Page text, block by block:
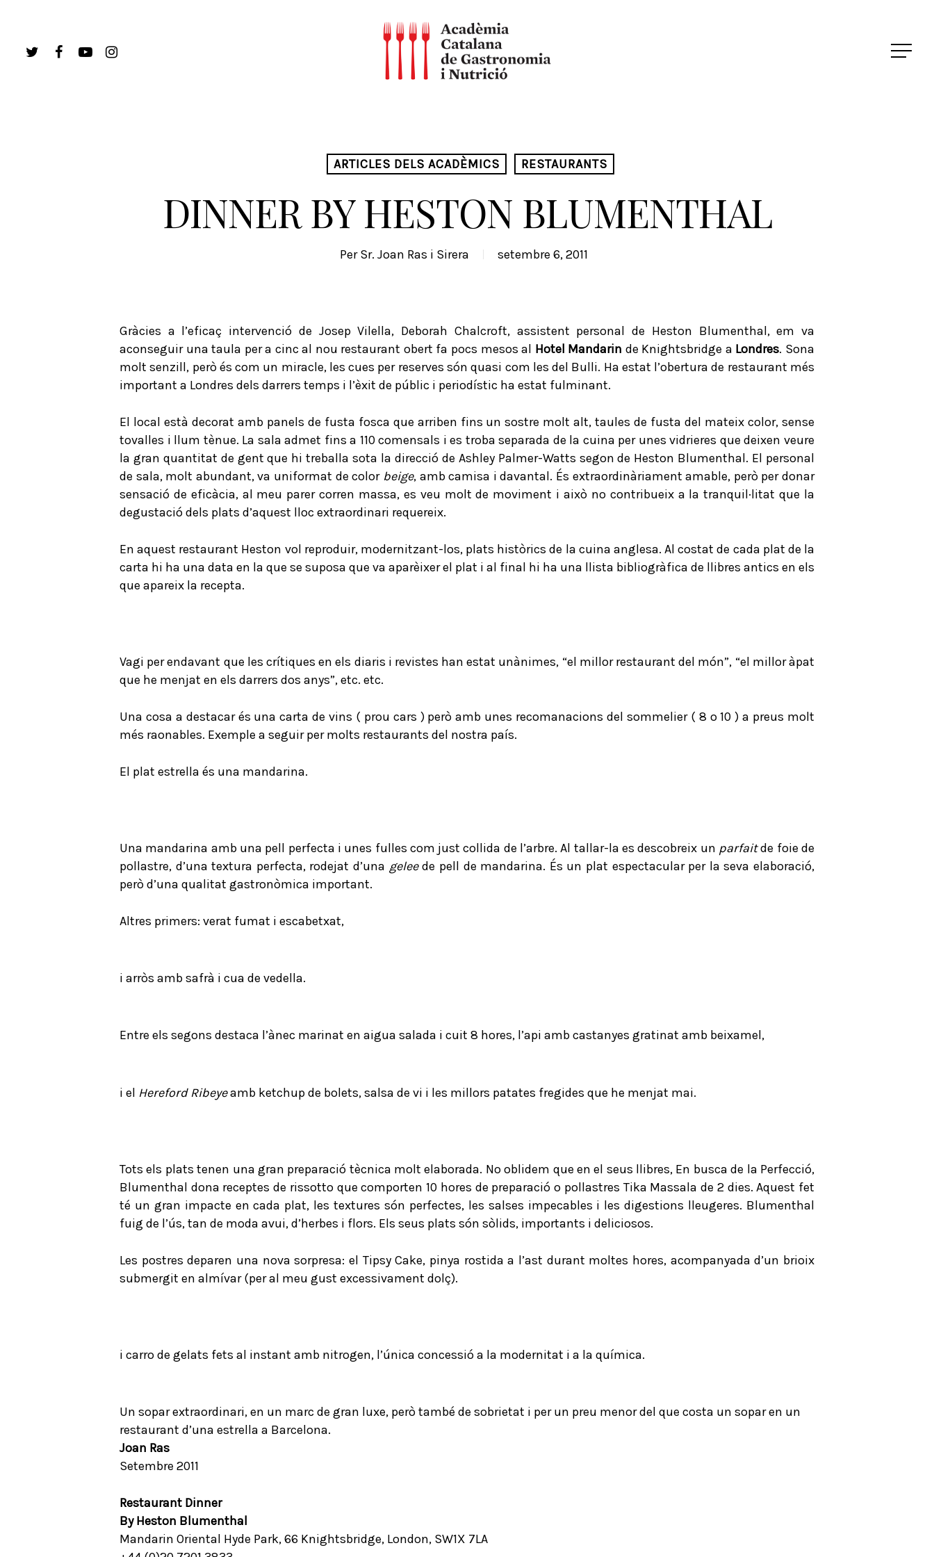
ARTICLES DELS ACADÈMICS RESTAURANTS
DINNER BY HESTON BLUMENTHAL
PerSr. Joan Ras i Sirera setembre 6, 2011
Gràcies a l’eficaç intervenció de Josep Vilella, Deborah Chalcroft, assistent personal de Heston Blumenthal, em va
aconseguir una taula per a cinc al nou restaurant obert fa pocs mesos al Hotel Mandarin de Knightsbridge a Londres. Sona
molt senzill, però és com un miracle, les cues per reserves són quasi com les del Bulli. Ha estat l’obertura de restaurant més
important a Londres dels darrers temps i l’èxit de públic i periodístic ha estat fulminant.
El local està decorat amb panels de fusta fosca que arriben fins un sostre molt alt, taules de fusta del mateix color, sense
tovalles i llum tènue. La sala admet fins a 110 comensals i es troba separada de la cuina per unes vidrieres que deixen veure
la gran quantitat de gent que hi treballa sota la direcció de Ashley Palmer-Watts segon de Heston Blumenthal. El personal
de sala, molt abundant, va uniformat de color beige, amb camisa i davantal. És extraordinàriament amable, però per donar
sensació de eficàcia, al meu parer corren massa, es veu molt de moviment i això no contribueix a la tranquil·litat que la
degustació dels plats d’aquest lloc extraordinari requereix.
En aquest restaurant Heston vol reproduir, modernitzant-los, plats històrics de la cuina anglesa. Al costat de cada plat de la
carta hi ha una data en la que se suposa que va aparèixer el plat i al final hi ha una llista bibliogràfica de llibres antics en els
que apareix la recepta.
Vagi per endavant que les crítiques en els diaris i revistes han estat unànimes, “el millor restaurant del món”, “el millor àpat
que he menjat en els darrers dos anys”, etc. etc.
Una cosa a destacar és una carta de vins ( prou cars ) però amb unes recomanacions del sommelier ( 8 o 10 ) a preus molt
més raonables. Exemple a seguir per molts restaurants del nostra país.
El plat estrella és una mandarina.
Una mandarina amb una pell perfecta i unes fulles com just collida de l’arbre. Al tallar-la es descobreix un parfaitde foie de
pollastre, d’una textura perfecta, rodejat d’una geleede pell de mandarina. És un plat espectacular per la seva elaboració,
però d’una qualitat gastronòmica important.
Altres primers: verat fumat i escabetxat,
i arròs amb safrà i cua de vedella.
Entre els segons destaca l’ànec marinat en aigua salada i cuit 8 hores, l’api amb castanyes gratinat amb beixamel,
i el Hereford Ribeyeamb ketchup de bolets, salsa de vi i les millors patates fregides que he menjat mai.
Tots els plats tenen una gran preparació tècnica molt elaborada. No oblidem que en el seus llibres, En busca de la Perfecció,
Blumenthal dona receptes de rissotto que comporten 10 hores de preparació o pollastres Tika Massala de 2 dies. Aquest fet
té un gran impacte en cada plat, les textures són perfectes, les salses impecables i les digestions lleugeres. Blumenthal
fuig de l’ús, tan de moda avui, d’herbes i flors. Els seus plats són sòlids, importants i deliciosos.
Les postres deparen una nova sorpresa: el Tipsy Cake, pinya rostida a l’ast durant moltes hores, acompanyada d’un brioix
submergit en almívar (per al meu gust excessivament dolç).
i carro de gelats fets al instant amb nitrogen, l’única concessió a la modernitat i a la química.
Un sopar extraordinari, en un marc de gran luxe, però també de sobrietat i per un preu menor del que costa un sopar en un
restaurant d’una estrella a Barcelona.
Joan Ras
Setembre 2011
Restaurant Dinner
By Heston Blumenthal
Mandarin Oriental Hyde Park, 66 Knightsbridge, London, SW1X 7LA